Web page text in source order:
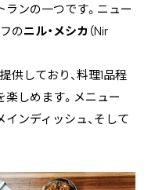
ランの一つです。ニュー
のニル・メシカ （Nir
供しており、料理1品程
楽しめます。メニュー
ンディッシュ、そして